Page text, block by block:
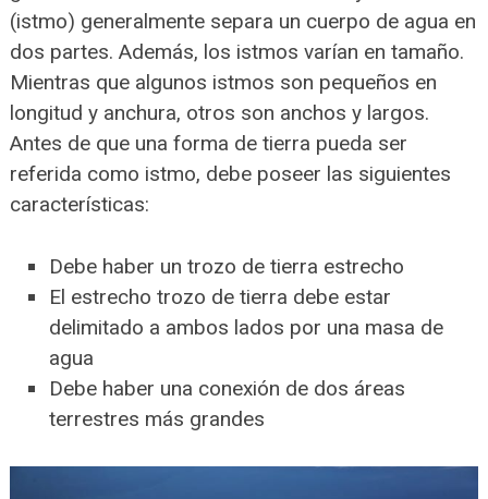
(istmo) generalmente separa un cuerpo de agua en
dos partes. Además, los istmos varían en tamaño.
Mientras que algunos istmos son pequeños en
longitud y anchura, otros son anchos y largos.
Antes de que una forma de tierra pueda ser
referida como istmo, debe poseer las siguientes
características:
Debe haber un trozo de tierra estrecho
El estrecho trozo de tierra debe estar
delimitado a ambos lados por una masa de
agua
Debe haber una conexión de dos áreas
terrestres más grandes